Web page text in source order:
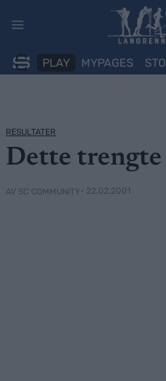
PLAY MYPAGES
RESULTATER
Dette trengte
AV SC COMMUNITY• 22.02.2001